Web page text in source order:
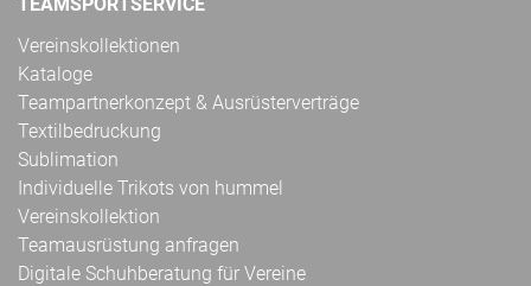
Vereinskollektionen
Kataloge
Teampartnerkonzept & Ausrüsterverträge
Textilbedruckung
Sublimation
Individuelle Trikots von hummel
Vereinskollektion
Teamausrüstung anfragen
Digitale Schuhberatung für Vereine